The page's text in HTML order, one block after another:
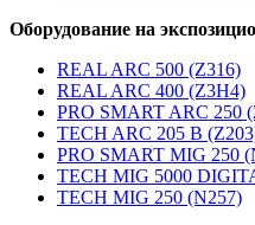
Оборудование на
REAL ARC 500 (Z316)
REAL ARC 400 (Z3H4)
PRO SMART ARC 250
TECH ARC 205 B
PRO SMART MIG 250
TECH MIG 5000
TECH MIG 250 (N257)